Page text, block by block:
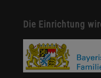
Die Einrichtung